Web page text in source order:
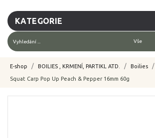
KATEGORIE
E-shop BOILIES , KRMENÍ, PARTIKL ATD. Boilies
Squat Carp Pop Up Peach & Pepper 16mm 60g